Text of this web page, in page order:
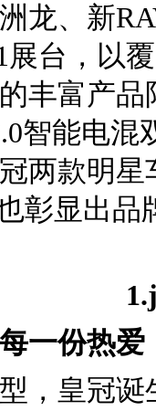
龙、新
展台，以
丰富产
智能电
两款明
彰显出品
一份热爱
，皇冠诞